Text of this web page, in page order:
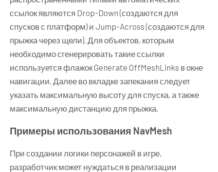
ссылок являются Drop-Down (создаются для
спусков с платформ) и Jump-Across (создаются для
прыжка через щели). Для объектов, которым
необходимо сгенерировать такие ссылки
используется флажок Generate OffMeshLinks в окне
навигации. Далее во вкладке запекания следует
указать максимальную высоту для спуска, а также
максимальную дистанцию для прыжка.
Примеры использования NavMesh
При создании логики персонажей в игре,
разработчик может нуждаться в реализации